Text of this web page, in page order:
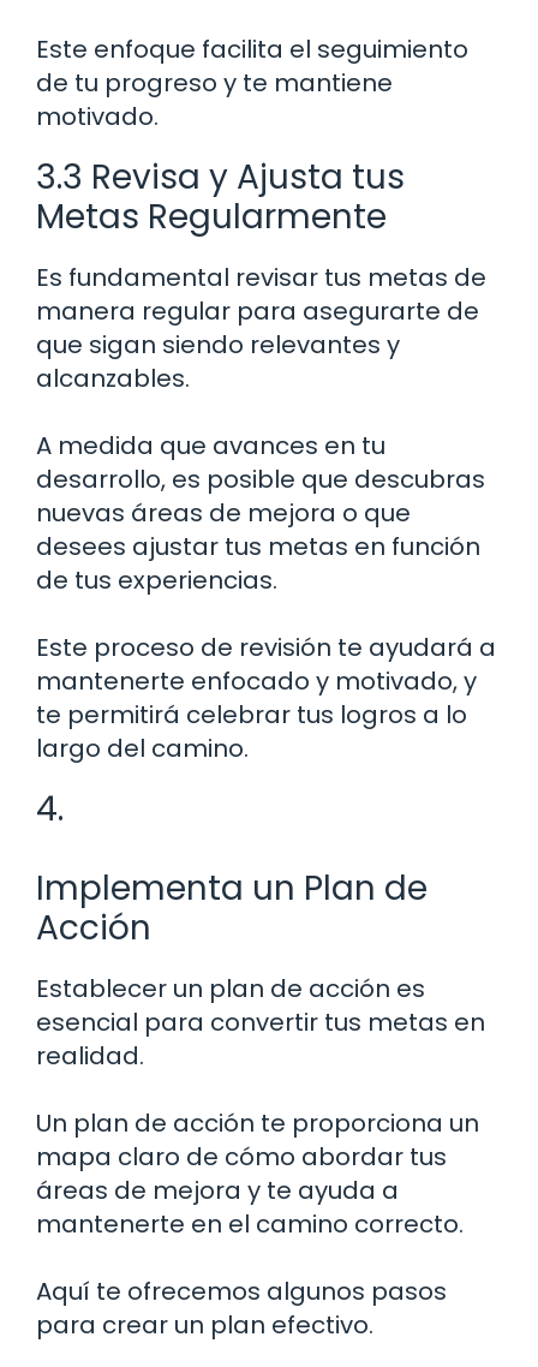
Este enfoque facilita el seguimiento
de tu progreso y te mantiene
motivado.
3.3 Revisa y Ajusta tus
Metas Regularmente
Es fundamental revisar tus metas de
manera regular para asegurarte de
que sigan siendo relevantes y
alcanzables.
A medida que avances en tu
desarrollo, es posible que descubras
nuevas áreas de mejora o que
desees ajustar tus metas en función
de tus experiencias.
Este proceso de revisión te ayudará a
mantenerte enfocado y motivado, y
te permitirá celebrar tus logros a lo
largo del camino.
4.
Implementa un Plan de
Acción
Establecer un plan de acción es
esencial para convertir tus metas en
realidad.
Un plan de acción te proporciona un
mapa claro de cómo abordar tus
áreas de mejora y te ayuda a
mantenerte en el camino correcto.
Aquí te ofrecemos algunos pasos
para crear un plan efectivo.